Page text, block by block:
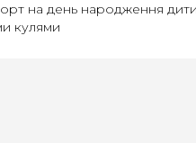
на день народження
кулями